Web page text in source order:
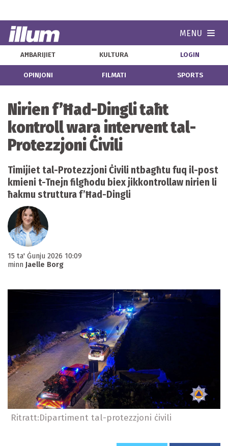
MENU
AĦBARIJIET KULTURA LOGIN
OPINJONI FILMATI SPORTS
Nirien f’Ħad-Dingli taħt
kontroll wara intervent tal-
Protezzjoni Ċivili
Timijiet tal-Protezzjoni Ċivili ntbagħtu fuq il-post
kmieni t-Tnejn filgħodu biex jikkontrollaw nirien li
ħakmu struttura f’Ħad-Dingli
15 ta' Ġunju 2026 10:09
minn Jaelle Borg
Ritratt:Dipartiment tal-protezzjoni ċivili